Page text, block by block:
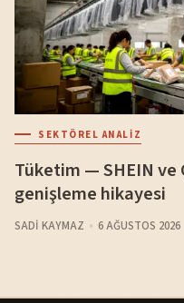
SEKTÖREL ANALIZ
Tüketim — SHEIN
genişleme hikayesi
SADI KAYMAZ 6 AĞUSTOS 2026